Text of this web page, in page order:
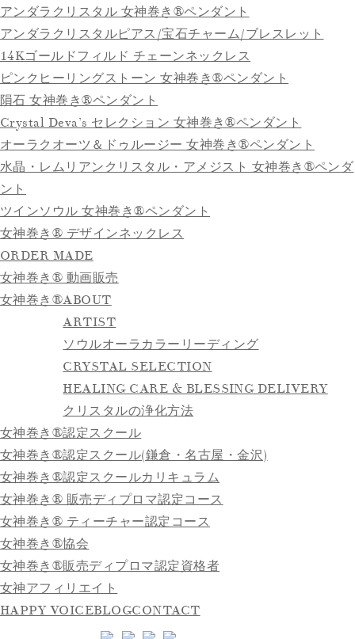
アンダラクリスタル 女神巻き®ペンダント
アンダラクリスタルピアス/宝石チャーム/ブレスレット
14Kゴールドフィルド チェーンネックレス
ピンクヒーリングストーン 女神巻き®ペンダント
隕石 女神巻き®ペンダント
Crystal Deva’s セレクション 女神巻き®ペンダント
オーラクオーツ＆ドゥルージー 女神巻き®ペンダント
水晶・レムリアンクリスタル・アメジスト 女神巻き®ペンダ
ント
ツインソウル 女神巻き®ペンダント
女神巻き® デザインネックレス
ORDER MADE
女神巻き® 動画販売
女神巻き®ABOUT
ARTIST
ソウルオーラカラーリーディング
CRYSTAL SELECTION
HEALING CARE & BLESSING DELIVERY
クリスタルの浄化方法
女神巻き®認定スクール
女神巻き®認定スクール(鎌倉・名古屋・金沢)
女神巻き®認定スクールカリキュラム
女神巻き® 販売ディプロマ認定コース
女神巻き® ティーチャー認定コース
女神巻き®協会
女神巻き®販売ディプロマ認定資格者
女神アフィリエイト
HAPPY VOICEBLOGCONTACT